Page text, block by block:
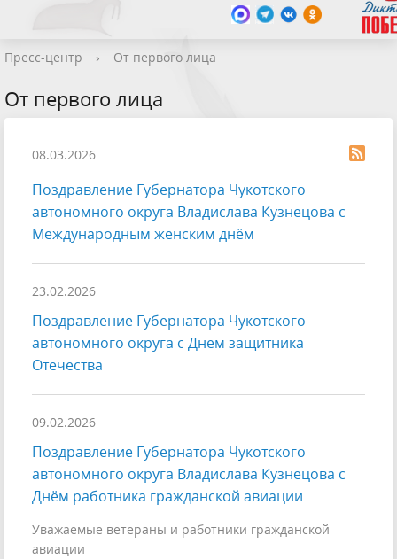
Пресс-центр › От первого лица
От первого лица
08.03.2026
Поздравление Губернатора Чукотского
автономного округа Владислава Кузнецова с
Международным женским днём
23.02.2026
Поздравление Губернатора Чукотского
автономного округа с Днем защитника
Отечества
09.02.2026
Поздравление Губернатора Чукотского
автономного округа Владислава Кузнецова с
Днём работника гражданской авиации
Уважаемые ветераны и работники гражданской
авиации